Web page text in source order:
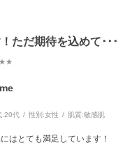
ただ期待を込めて･･･
:20代 性別:女性 肌質:敏感肌
はとても満足しています！